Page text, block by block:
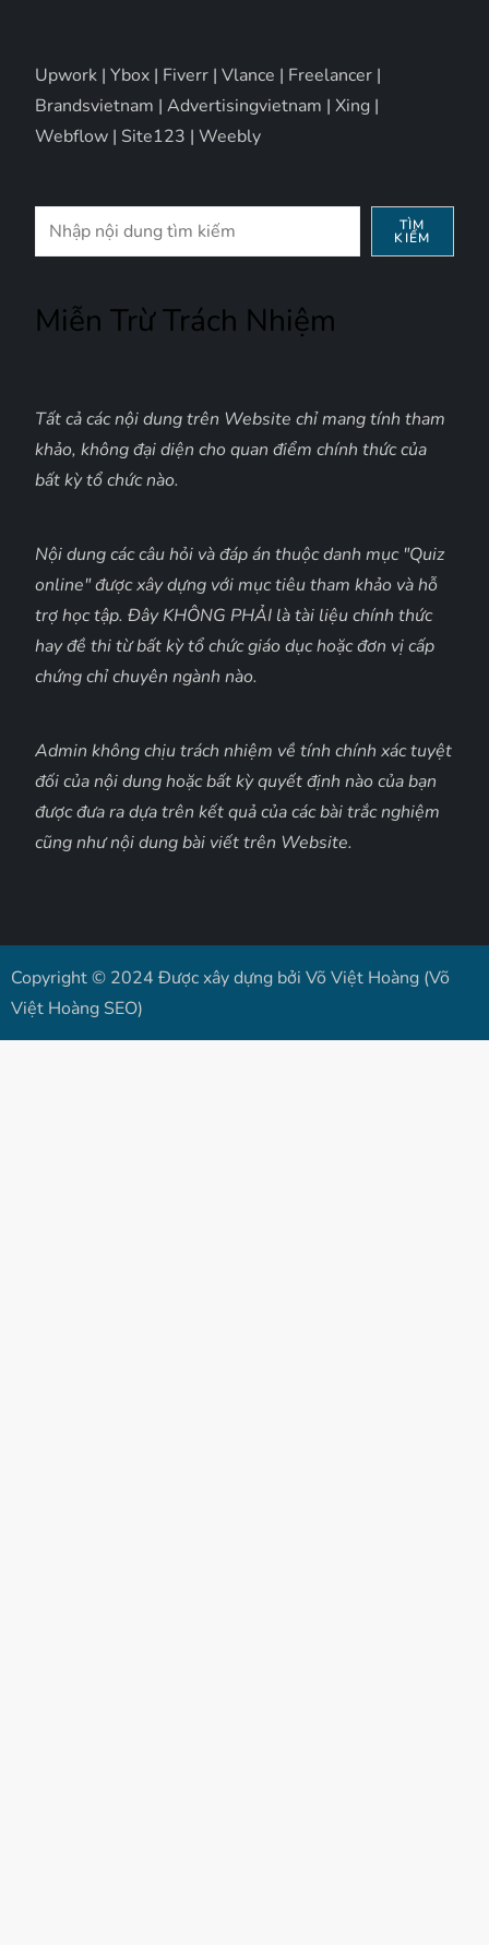
Upwork |Ybox | Fiverr |Vlance | Freelancer |
Brandsvietnam |Advertisingvietnam |Xing |
Webflow | Site123 |Weebly
Tìm
kiếm
TÌM
KIẾM
Miễn Trừ Trách Nhiệm
Tất cả các nội dung trên Website chỉ mang tính tham
khảo, không đại diện cho quan điểm chính thức của
bất kỳ tổ chức nào.
Nội dung các câu hỏi và đáp án thuộc danh mục "Quiz
online" được xây dựng với mục tiêu tham khảo và hỗ
trợ học tập. Đây KHÔNG PHẢI là tài liệu chính thức
hay đề thi từ bất kỳ tổ chức giáo dục hoặc đơn vị cấp
chứng chỉ chuyên ngành nào.
Admin không chịu trách nhiệm về tính chính xác tuyệt
đối của nội dung hoặc bất kỳ quyết định nào của bạn
được đưa ra dựa trên kết quả của các bài trắc nghiệm
cũng như nội dung bài viết trên Website.
Copyright © 2024 Được xây dựng bởi Võ Việt Hoàng (Võ
Việt Hoàng SEO)